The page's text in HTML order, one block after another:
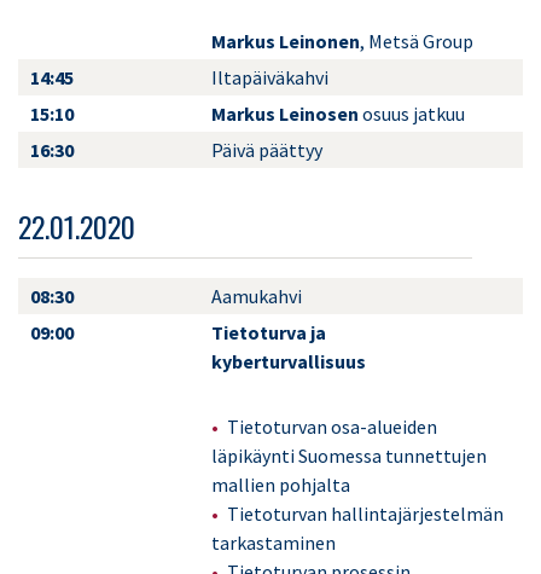
Markus Leinonen, Metsä Group
14:45
Iltapäiväkahvi
15:10
Markus Leinosen osuus jatkuu
16:30
Päivä päättyy
22.01.2020
08:30
Aamukahvi
09:00
Tietoturva ja
kyberturvallisuus
Tietoturvan osa-alueiden
läpikäynti Suomessa tunnettujen
mallien pohjalta
Tietoturvan hallintajärjestelmän
tarkastaminen